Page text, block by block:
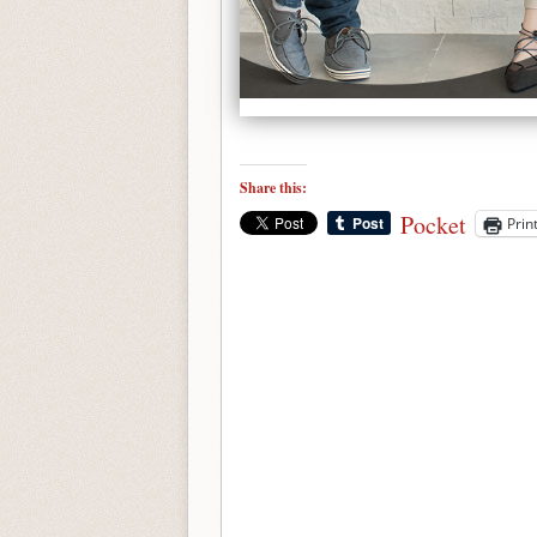
Share this:
Pocket Print